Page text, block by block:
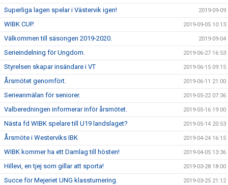
Superliga lagen spelar i Västervik igen! 2019-09-09
WIBK CUP. 2019-09-05 10:13
Välkommen till säsongen 2019-2020. 2019-09-04
Serieindelning för Ungdom. 2019-06-27 16:53
Styrelsen skapar insändare i VT 2019-06-15 09:15
Årsmötet genomfört. 2019-06-11 21:00
Serieanmälan för seniorer. 2019-05-22 07:36
Valberedningen informerar inför årsmötet. 2019-05-16 19:00
Nästa fd WIBK spelare till U19 landslaget? 2019-05-14 20:53
Årsmöte i Westerviks IBK 2019-04-24 16:15
WIBK kommer ha ett Damlag till hösten! 2019-04-05 13:36
Hillevi, en tjej som gillar att sporta! 2019-03-28 18:00
Succe för Mejeriet UNG klassturnering. 2019-03-25 21:12